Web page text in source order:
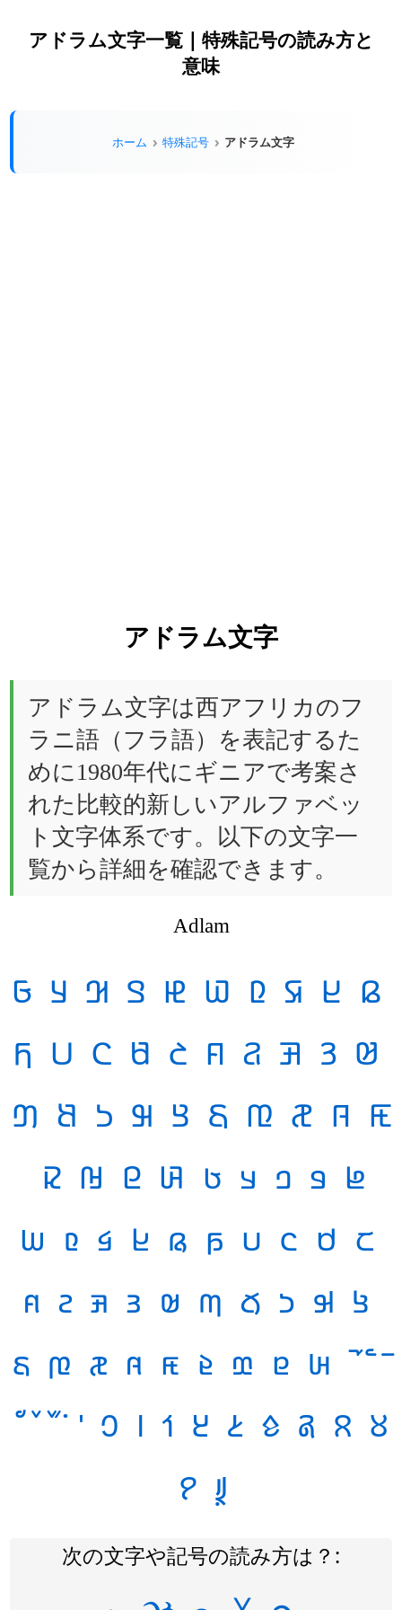
アドラム文字一覧 | 特殊記号の読み方と
意味
ホーム 特殊記号 アドラム文字
アドラム文字
アドラム文字は西アフリカのフ
ラニ語（フラ語）を表記するた
めに1980年代にギニアで考案さ
れた比較的新しいアルファベッ
ト文字体系です。以下の文字一
覧から詳細を確認できます。
Adlam
𞤀 𞤁 𞤂 𞤃 𞤄 𞤅 𞤆 𞤇 𞤈 𞤉
𞤊 𞤋 𞤌 𞤍 𞤎 𞤏 𞤐 𞤑 𞤒 𞤓
𞤔 𞤕 𞤖 𞤗 𞤘 𞤙 𞤚 𞤛 𞤜 𞤝
𞤞 𞤟 𞤠 𞤡 𞤢 𞤣 𞤤 𞤥 𞤦
𞤧 𞤨 𞤩 𞤪 𞤫 𞤬 𞤭 𞤮 𞤯 𞤰
𞤱 𞤲 𞤳 𞤴 𞤵 𞤶 𞤷 𞤸 𞤹 𞤺
𞤻 𞤼 𞤽 𞤾 𞤿 𞥀 𞥁 𞥂 𞥃
𞥋 𞥐 𞥑 𞥒 𞥓 𞥔 𞥕 𞥖 𞥗 𞥘
𞥙 𞥞
次の文字や記号の読み方は？: